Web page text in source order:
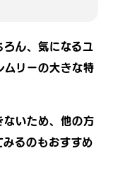
ん、気になるユ
ムリーの大きな特
ないため、他の方
るのもおすすめ